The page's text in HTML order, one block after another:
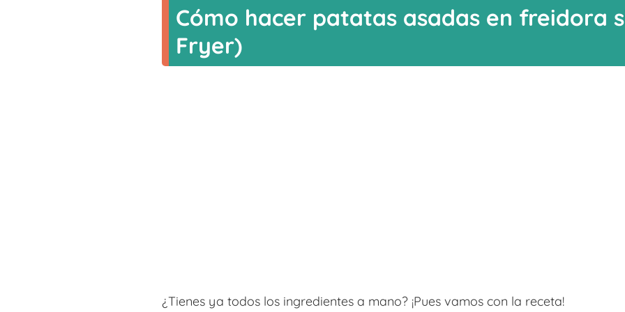
Cómo hacer patatas asadas en freidora
Fryer)
¿Tienes ya todos los ingredientes a mano? ¡Pues vamos con la receta!